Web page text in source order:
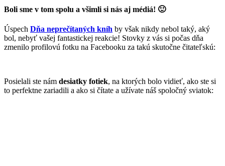
Boli sme v tom spolu a všimli si nás aj médiá! 🙂
Úspech Dňa neprečítaných kníh by však nikdy nebol taký, aký
bol, nebyť vašej fantastickej reakcie! Stovky z vás si počas dňa
zmenilo profilovú fotku na Facebooku za takú skutočne čitateľskú:
Posielali ste nám desiatky fotiek, na ktorých bolo vidieť, ako ste si
to perfektne zariadili a ako si čítate a užívate náš spoločný sviatok: